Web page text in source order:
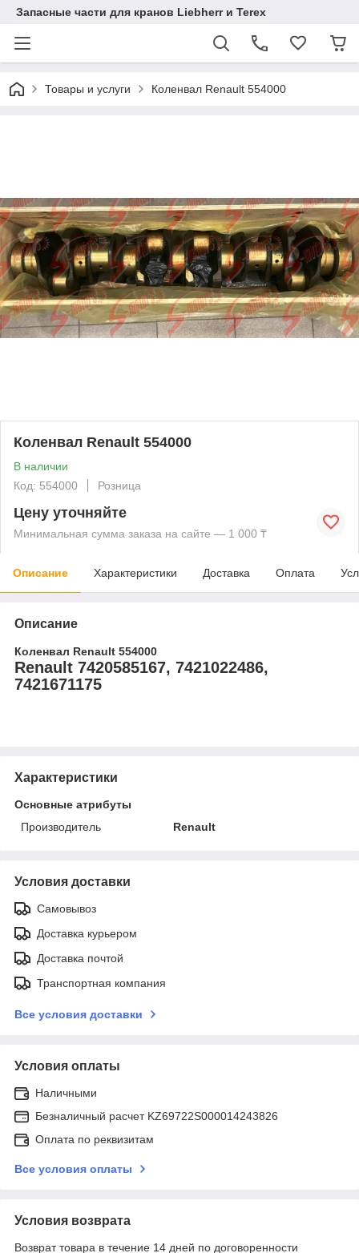
Запасные части для кранов Liebherr и Terex
Товары и услуги Коленвал Renault 554000
Коленвал Renault 554000
В наличии
Код: 554000
Розница
Цену уточняйте
Минимальная сумма заказа на сайте — 1 000 ₸
Описание Характеристики Доставка Оплата
Описание
Коленвал Renault 554000
Renault 7420585167, 7421022486,
7421671175
Характеристики
Основные атрибуты
Производитель
Renault
Условия доставки
Самовывоз
Доставка курьером
Доставка почтой
Транспортная компания
Все условия доставки
Условия оплаты
Наличными
Безналичный расчет KZ69722S000014243826
Оплата по реквизитам
Все условия оплаты
Условия возврата
Возврат товара в течение 14 дней по договоренности